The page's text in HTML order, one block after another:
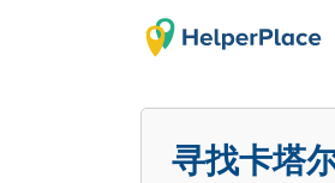
寻找卡塔